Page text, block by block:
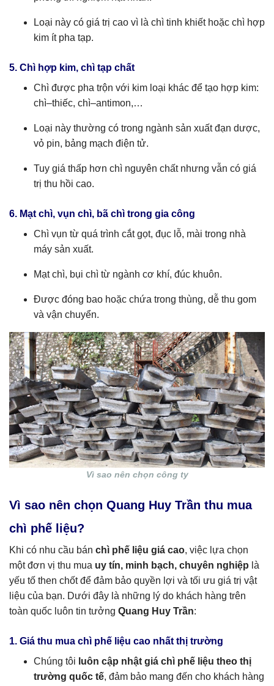
Loại này có giá trị cao vì là chì tinh khiết hoặc chì hợp
kim ít pha tạp.
5. Chì hợp kim, chì tạp chất
Chì được pha trộn với kim loại khác để tạo hợp kim:
chì–thiếc, chì–antimon,…
Loại này thường có trong ngành sản xuất đạn dược,
vỏ pin, bảng mạch điện tử.
Tuy giá thấp hơn chì nguyên chất nhưng vẫn có giá
trị thu hồi cao.
6. Mạt chì, vụn chì, bã chì trong gia công
Chì vụn từ quá trình cắt gọt, đục lỗ, mài trong nhà
máy sản xuất.
Mạt chì, bụi chì từ ngành cơ khí, đúc khuôn.
Được đóng bao hoặc chứa trong thùng, dễ thu gom
và vận chuyển.
Vì sao nên chọn công ty
Vì sao nên chọn Quang Huy Trần thu mua
chì phế liệu?
Khi có nhu cầu bán chì phế liệu giá cao, việc lựa chọn
một đơn vị thu mua uy tín, minh bạch, chuyên nghiệp là
yếu tố then chốt để đảm bảo quyền lợi và tối ưu giá trị vật
liệu của bạn. Dưới đây là những lý do khách hàng trên
toàn quốc luôn tin tưởng Quang Huy Trần:
1. Giá thu mua chì phế liệu cao nhất thị trường
Chúng tôi luôn cập nhật giá chì phế liệu theo thị
trường quốc tế, đảm bảo mang đến cho khách hàng